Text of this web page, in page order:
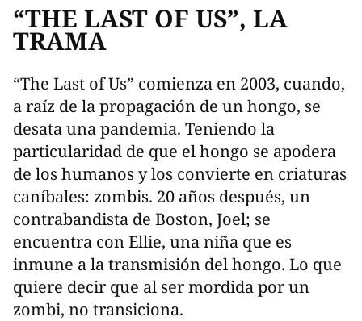
“THE LAST OF US”, LA
TRAMA
“The Last of Us” comienza en 2003, cuando,
a raíz de la propagación de un hongo, se
desata una pandemia. Teniendo la
particularidad de que el hongo se apodera
de los humanos y los convierte en criaturas
caníbales: zombis. 20 años después, un
contrabandista de Boston, Joel; se
encuentra con Ellie, una niña que es
inmune a la transmisión del hongo. Lo que
quiere decir que al ser mordida por un
zombi, no transiciona.